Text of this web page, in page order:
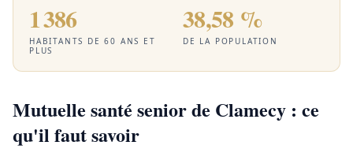
1 386
HABITANTS DE 60 ANS ET
PLUS
38,58 %
DE LA POPULATION
Mutuelle santé senior de Clamecy : ce
qu'il faut savoir